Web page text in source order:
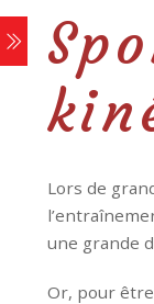
Lors de
une grande
Or, pour